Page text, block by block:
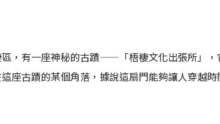
，有一座神秘的古蹟——「梧棲文化出張所」
座古蹟的某個角落，據說這扇門能夠讓人穿越時